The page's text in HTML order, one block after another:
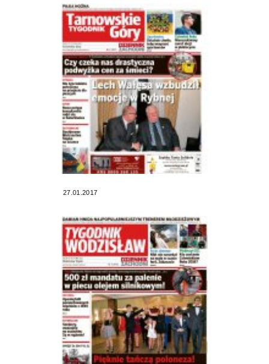
27.01.2017